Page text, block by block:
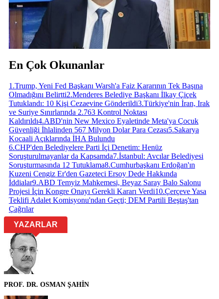
En Çok Okunanlar
1 .Trump, Yeni Fed Başkanı Warsh'a Faiz Kararının Tek Başına
Olmadığını Belirtti2.Menderes Belediye Başkanı İlkay Çiçek
Tutuklandı: 10 Kişi Cezaevine Gönderildi3.Türkiye'nin İran, Irak
ve Suriye Sınırlarında 2.763 Kontrol Noktası
Kaldırıldı4.ABD'nin New Mexico Eyaletinde Meta'ya Çocuk
Güvenliği İhlalinden 567 Milyon Dolar Para Cezası5.Sakarya
Kocaali Açıklarında İHA Bulundu
6.CHP'den Belediyelere Parti İçi Denetim: Henüz
Soruşturulmayanlar da Kapsamda7.İstanbul: Avcılar Belediyesi
Soruşturmasında 12 Tutuklama8.Cumhurbaşkanı Erdoğan'ın
Kuzeni Cengiz Er'den Gazeteci Ersoy Dede Hakkında
İddialar9.ABD Temyiz Mahkemesi, Beyaz Saray Balo Salonu
Projesi İçin Kongre Onayı Gerekli Kararı Verdi10.Çerçeve Yasa
Teklifi Adalet Komisyonu'ndan Geçti; DEM Partili Beştaş'tan
Çağrılar
YAZARLAR
PROF. DR. OSMAN ŞAHİN